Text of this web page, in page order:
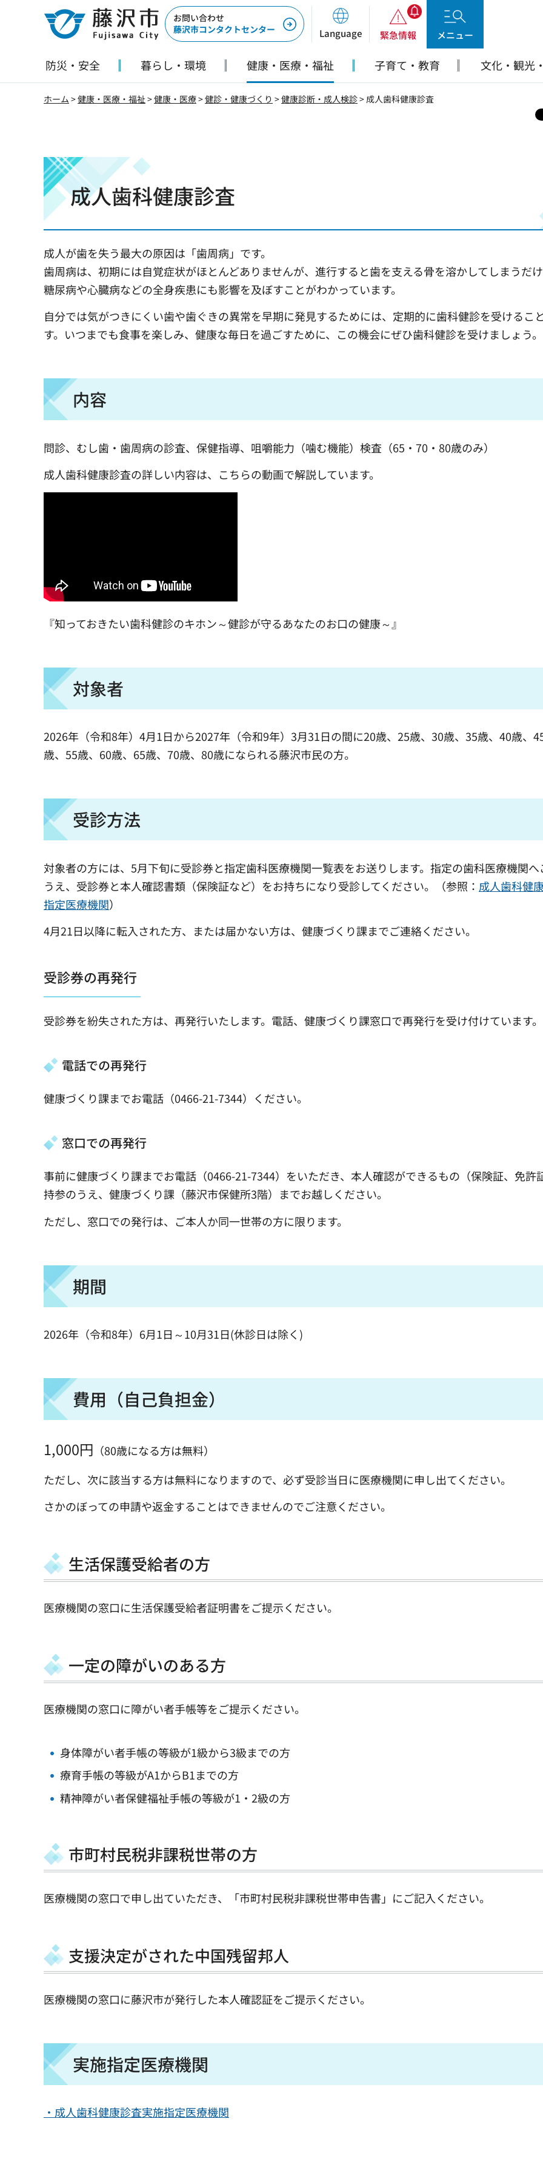
藤沢市
お問い合わせ
藤沢市コンタクトセンター
Language 緊急情報 メニュー
防災・安全 暮らし・環境 健康・医療・福祉 子育て・教育 文化・観光
ホーム >健康・医療・福祉 >健康・医療>健診・健康づくり >健康診断・成人検診> 成人歯科健康診査
成人歯科健康診査
成人が歯を失う最大の原因は「歯周病」です。
歯周病は、初期には自覚症状がほとんどありませんが、進行すると歯を支える骨を溶かしてしまうだ
糖尿病や心臓病などの全身疾患にも影響を及ぼすことがわかっています。
自分では気がつきにくい歯や歯ぐきの異常を早期に発見するためには、定期的に歯科健診を受けるこ
す。いつまでも食事を楽しみ、健康な毎日を過ごすために、この機会にぜひ歯科健診を受けましょう。
内容
問診、むし歯・歯周病の診査、保健指導、咀嚼能力（噛む機能）検査（65・70・80歳のみ）
成人歯科健康診査の詳しい内容は、こちらの動画で解説しています。
『知っておきたい歯科健診のキホン～健診が守るあなたのお口の健康～』
対象者
2026年（令和8年）4月1日から2027年（令和9年）3月31日の間に20歳、25歳、30歳、35歳、40歳、
歳、55歳、60歳、65歳、70歳、80歳になられる藤沢市民の方。
受診方法
対象者の方には、5月下旬に受診券と指定歯科医療機関一覧表をお送りします。指定の歯科医療機関
うえ、受診券と本人確認書類（保険証など）をお持ちになり受診してください。（参照： 成人歯科健
指定医療機関）
4月21日以降に転入された方、または届かない方は、健康づくり課までご連絡ください。
受診券の再発行
受診券を紛失された方は、再発行いたします。電話、健康づくり課窓口で再発行を受け付けています。
電話での再発行
健康づくり課までお電話（0466-21-7344）ください。
窓口での再発行
事前に健康づくり課までお電話（0466-21-7344）をいただき、本人確認ができるもの（保険証、免許
持参のうえ、健康づくり課（藤沢市保健所3階）までお越しください。
ただし、窓口での発行は、ご本人か同一世帯の方に限ります。
期間
2026年（令和8年）6月1日～10月31日(休診日は除く)
費用（自己負担金）
1,000円 （80歳になる方は無料）
ただし、次に該当する方は無料になりますので、必ず受診当日に医療機関に申し出てください。
さかのぼっての申請や返金することはできませんのでご注意ください。
生活保護受給者の方
医療機関の窓口に生活保護受給者証明書をご提示ください。
一定の障がいのある方
医療機関の窓口に障がい者手帳等をご提示ください。
身体障がい者手帳の等級が1級から3級までの方
療育手帳の等級がA1からB1までの方
精神障がい者保健福祉手帳の等級が1・2級の方
市町村民税非課税世帯の方
医療機関の窓口で申し出ていただき、「市町村民税非課税世帯申告書」にご記入ください。
支援決定がされた中国残留邦人
医療機関の窓口に藤沢市が発行した本人確認証をご提示ください。
実施指定医療機関
・成人歯科健康診査実施指定医療機関